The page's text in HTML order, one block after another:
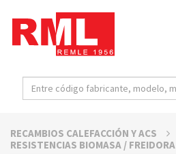
RECAMBIOS CALEFACCIÓN Y ACS
RESISTENCIAS BIOMASA / FREIDORA